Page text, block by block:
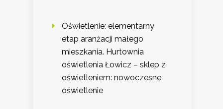
Oświetlenie: elementarny
etap aranżacji małego
mieszkania. Hurtownia
oświetlenia Łowicz – sklep z
oświetleniem: nowoczesne
oświetlenie